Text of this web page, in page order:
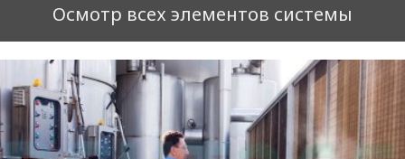
Осмотр всех элементов системы